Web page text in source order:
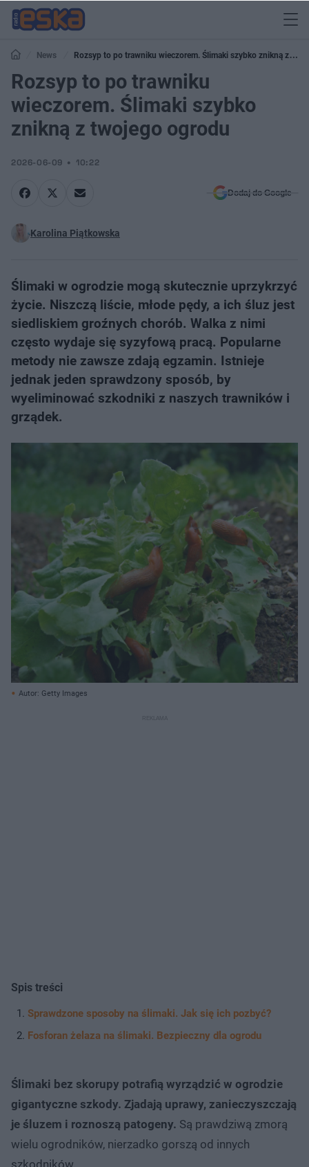
News
Rozsyp to po trawniku wieczorem. Ślimaki szybko znikną z
twojego ogrodu
Rozsyp to po trawniku
wieczorem. Ślimaki szybko
znikną z twojego ogrodu
2026-06-09 10:22
Dodaj do Google
Karolina Piątkowska
Ślimaki w ogrodzie mogą skutecznie uprzykrzyć
życie. Niszczą liście, młode pędy, a ich śluz jest
siedliskiem groźnych chorób. Walka z nimi
często wydaje się syzyfową pracą. Popularne
metody nie zawsze zdają egzamin. Istnieje
jednak jeden sprawdzony sposób, by
wyeliminować szkodniki z naszych trawników i
grządek.
Autor: Getty Images
Spis treści
Sprawdzone sposoby na ślimaki. Jak się ich pozbyć?
Fosforan żelaza na ślimaki. Bezpieczny dla ogrodu
Ślimaki bez skorupy potrafią wyrządzić w ogrodzie
gigantyczne szkody. Zjadają uprawy, zanieczyszczają
je śluzem i roznoszą patogeny. Są prawdziwą zmorą
wielu ogrodników, nierzadko gorszą od innych
szkodników.